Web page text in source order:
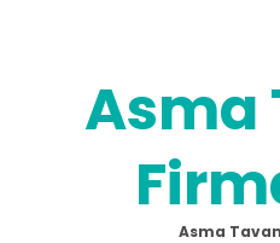
Asma
Asma